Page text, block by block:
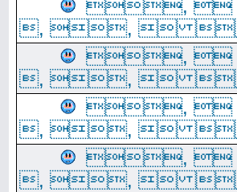
,
, , 
,
, , 
,
, , 
,
, , 